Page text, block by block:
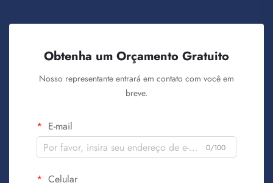
Obtenha um Orçamento Gratuito
Nosso representante entrará em contato com você em
breve.
E-mail
0/100
Celular